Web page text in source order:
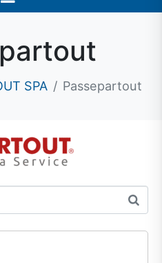
SPA Passepartout